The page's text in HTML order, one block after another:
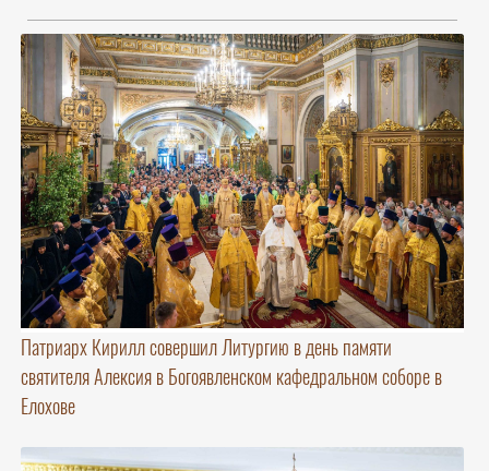
Патриарх Кирилл совершил Литургию в день памяти
святителя Алексия в Богоявленском кафедральном соборе в
Елохове